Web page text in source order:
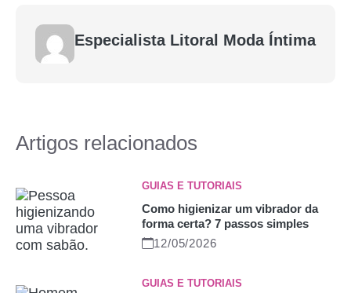
Especialista Litoral Moda Íntima
Artigos relacionados
GUIAS E TUTORIAIS
Como higienizar um vibrador da
forma certa? 7 passos simples
12/05/2026
GUIAS E TUTORIAIS